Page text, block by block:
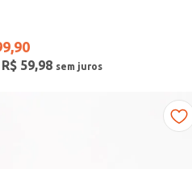
,90
R$ 59,98